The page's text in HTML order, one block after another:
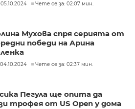
05.10.2024 Чете се за: 02:07 мин.
Мухова спря серията от
победи на Арина
04.10.2024 Чете се за: 02:37 мин.
Пегула ще опита да
трофея от US Open у дома